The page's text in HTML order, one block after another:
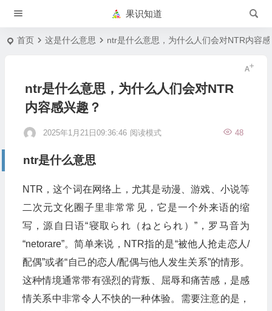
果识知道
首页 这是什么意思 ntr是什么意思，为什么人们会对NTR内容
ntr是什么意思，为什么人们会对NTR
内容感兴趣？
2025年1月21日09:36:46 48
阅读模式
ntr是什么意思
NTR，这个词在网络上，尤其是动漫、游戏、小说等
二次元文化圈子里非常常见，它是一个外来语的缩
写，源自日语“寝取られ（ねとられ）”，罗马音为
“netorare”。简单来说，NTR指的是“被他人抢走恋人/
配偶”或者“自己的恋人/配偶与他人发生关系”的情形。
这种情境通常带有强烈的背叛、屈辱和痛苦感，是感
情关系中非常令人不快的一种体验。需要注意的是，